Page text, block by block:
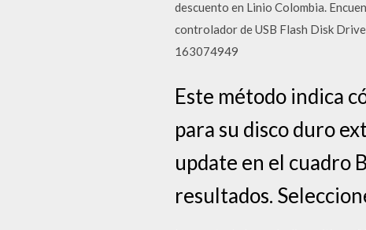
descuento en Linio Colombia.
controlador de USB Flash Disk
163074949
Este método indica
para su disco duro
update en el cuadro
resultados.